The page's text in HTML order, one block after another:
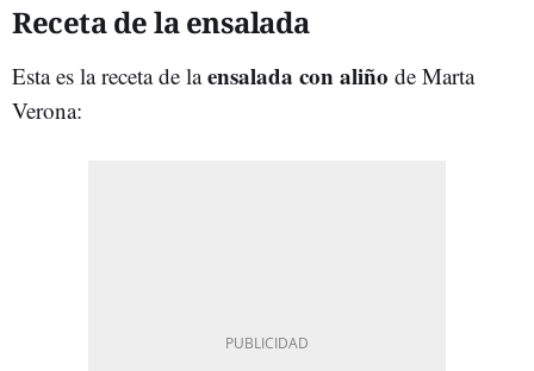
Receta de la ensalada
Esta es la receta de laensalada con aliño de Marta
Verona: